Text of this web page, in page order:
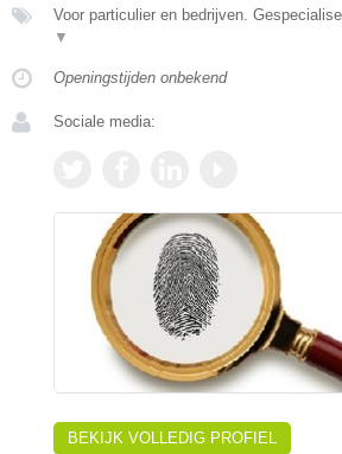
Voor particulier en bedrijven.
▼
Openingstijden onbekend
Sociale media:
BEKIJK VOLLEDIG PROFIEL